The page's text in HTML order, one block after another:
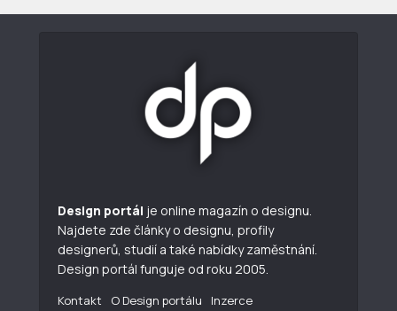
Design portál je online magazín o designu.
Najdete zde články o designu, profily
designerů, studií a také nabídky zaměstnání.
Design portál funguje od roku 2005.
Kontakt O Design portálu Inzerce